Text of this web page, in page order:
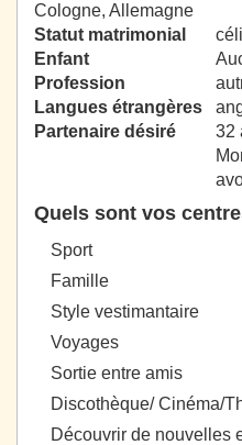
Cologne, Allemagne
Statut matrimonial
Enfant
Profession
Langues étrangères
Partenaire désiré
32
Quels sont vos
Sport
Famille
Style vestimantaire
Voyages
Sortie entre amis
Discothèque/ Cinéma/
Découvrir de nouvelles